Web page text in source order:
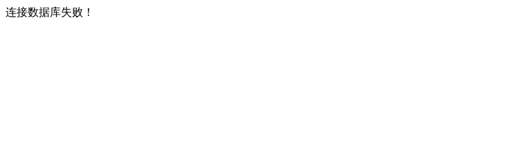
连接数据库失败！